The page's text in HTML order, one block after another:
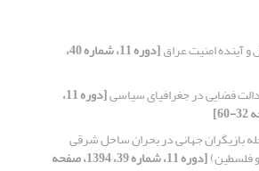
آینده امنیت عراق [دوره 11، شماره 40،
فضایی در جغرافیای سیاسی [دوره 11،
بازیگران جهانی در بحران ساحل شرقی
و فلسطین) [دوره 11، شماره 39، 1394، صفحه